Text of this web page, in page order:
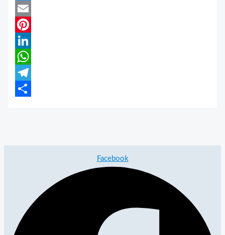
Twitter
Email
Pinterest
LinkedIn
WhatsApp
Telegram
Facebook